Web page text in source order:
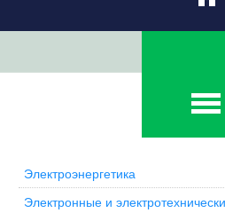
Электроэнергетика
Электронные и